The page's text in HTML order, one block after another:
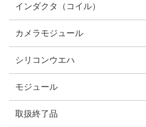
インダクタ（コイル）
カメラモジュール
シリコンウエハ
モジュール
取扱終了品